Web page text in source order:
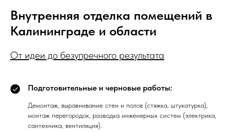
Внутренняя отделка помещений в
Калининграде и области
От идеи до безупречного результата
Подготовительные и черновые работы:
Демонтаж, выравнивание стен и полов (стяжка, штукатурка),
монтаж перегородок, разводка инженерных систем (электрика,
сантехника, вентиляция).